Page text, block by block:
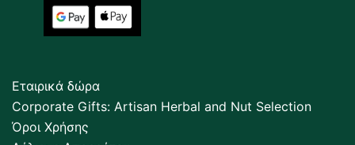
Εταιρικά δώρα
Corporate Gifts: Artisan Herbal and Nut Selection
Όροι Χρήσης